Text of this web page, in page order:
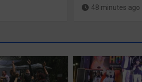
48 minutes ago